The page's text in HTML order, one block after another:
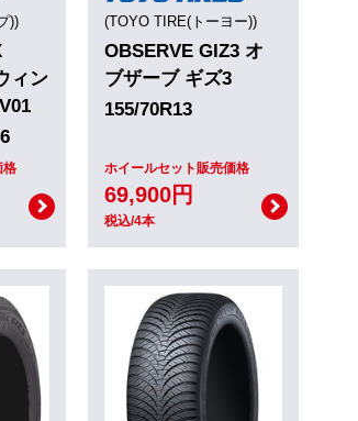
))
ィン
格
(TOYO TIRE(トーヨー))
OBSERVE GIZ3 オ
ブザーブ ギズ3
155/70R13
ホイールセット販売価格
69,900円
税込/4本